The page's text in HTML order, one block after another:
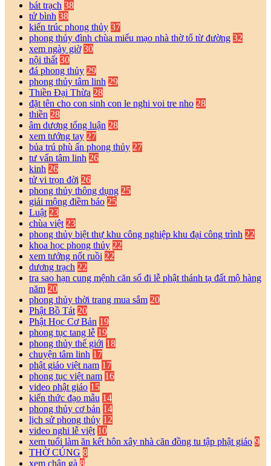
bát trạch 38
tử bình 38
kiến trúc phong thủy 37
phong thủy đình chùa miếu mạo nhà thờ tổ từ đường 32
xem ngày giờ 30
nội thất 30
đá phong thủy 29
phong thủy tâm linh 29
Thiền Đại Thừa 28
đặt tên cho con sinh con le nghi voi tre nho 28
thiền 28
âm dương tổng luận 28
xem tướng tay 27
bủa trú phù ấn phong thủy 27
tư vấn tâm linh 26
kinh 26
tử vi trọn đời 26
phong thủy thông dụng 25
giải mộng điềm báo 25
Luật 23
chùa việt 23
phong thủy biệt thự khu công nghiệp khu đại công trình 22
khoa học phong thủy 22
xem tướng nốt ruồi 22
dương trạch 22
tra sao hạn cung mệnh căn số đi lễ phật thánh tạ đất mộ hàng
năm 20
phong thủy thời trang mua sắm 20
Phật Bồ Tát 20
Phật Học Cơ Bản 19
phong tục tang lễ 19
phong thủy thế giới 18
chuyện tâm linh 17
phật giáo việt nam 17
phong tục việt nam 16
video phật giáo 15
kiến thức đạo mẫu 14
phong thủy cơ bản 14
lịch sử phong thủy 12
video nghi lễ việt 10
xem tuổi làm ăn kết hôn xây nhà căn đồng tu tập phật giáo 9
THỜ CÚNG 8
xem chân gà 8